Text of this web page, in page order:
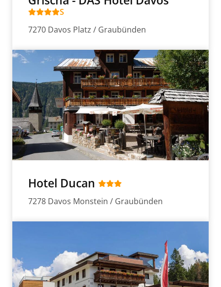
S
7270 Davos Platz / Graubünden
Hotel Ducan
7278 Davos Monstein / Graubünden